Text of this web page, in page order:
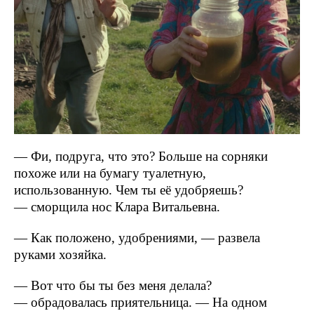
— Фи, подруга, что это? Больше на сорняки
похоже или на бумагу туалетную,
использованную. Чем ты её удобряешь?
— сморщила нос Клара Витальевна.
— Как положено, удобрениями, — развела
руками хозяйка.
— Вот что бы ты без меня делала?
— обрадовалась приятельница. — На одном